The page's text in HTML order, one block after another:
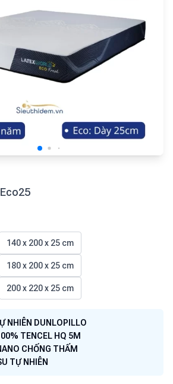
140 x 200 x 25 cm
180 x 200 x 25 cm
200 x 220 x 25 cm
NHIÊN DUNLOPILLO
TENCEL HQ 5M
CHỐNG THẤM
TỰ NHIÊN